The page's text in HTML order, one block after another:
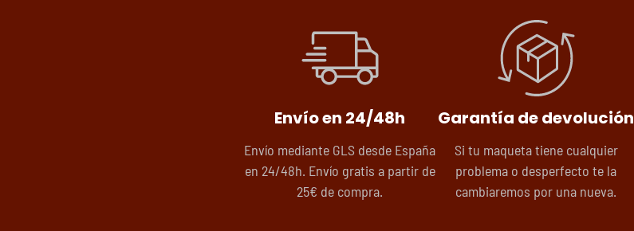
Envío en 24/48h
Envío mediante GLS desde España
en 24/48h. Envío gratis a partir de
25€ de compra.
Garantía de devolución
Si tu maqueta tiene cualquier
problema o desperfecto te la
cambiaremos por una nueva.